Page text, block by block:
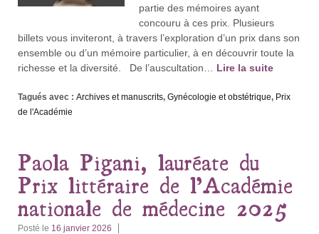
partie des mémoires ayant
concouru à ces prix. Plusieurs
billets vous inviteront, à travers l’exploration d’un prix dans son
ensemble ou d’un mémoire particulier, à en découvrir toute la
richesse et la diversité. De l’auscultation… Lire la suite
Tagués avec : Archives et manuscrits, Gynécologie et obstétrique, Prix
de l'Académie
Paola Pigani, lauréate du
Prix littéraire de l’Académie
nationale de médecine 2025
Posté le 16 janvier 2026